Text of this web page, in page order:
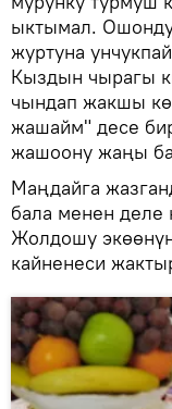
ыктымал.
журтуна
Кыздын чырагы
чындап жакшы
жашайм" десе
жашоону жаңы
Маңдайга
бала менен
Жолдошу
кайненеси